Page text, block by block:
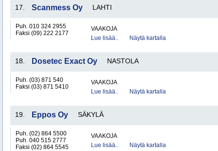
17. Scanmess Oy LAHTI
Puh. 010 324 2955
Faksi (09) 222 2177
VAAKOJA
Lue lisää..
Näytä kartalla
18. Dosetec Exact Oy NASTOLA
Puh. (03) 871 540
Faksi (03) 871 5410
VAAKOJA
Lue lisää..
Näytä kartalla
19. Eppos Oy SÄKYLÄ
Puh. (02) 864 5500
Puh. 040 515 2777
Faksi (02) 864 5545
VAAKOJA
Lue lisää..
Näytä kartalla